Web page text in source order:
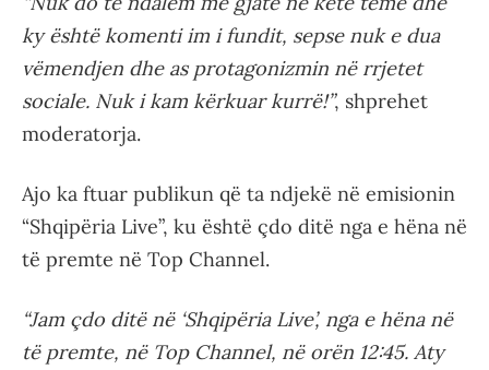
ky është komenti im i fundit, sepse nuk e dua
vëmendjen dhe as protagonizmin në rrjetet
sociale. Nuk i kam kërkuar kurrë!”, shprehet
moderatorja.
Ajo ka ftuar publikun që ta ndjekë në emisionin
“Shqipëria Live”, ku është çdo ditë nga e hëna në
të premte në Top Channel.
“Jam çdo ditë në ‘Shqipëria Live’, nga e hëna në
të premte, në Top Channel, në orën 12:45. Aty